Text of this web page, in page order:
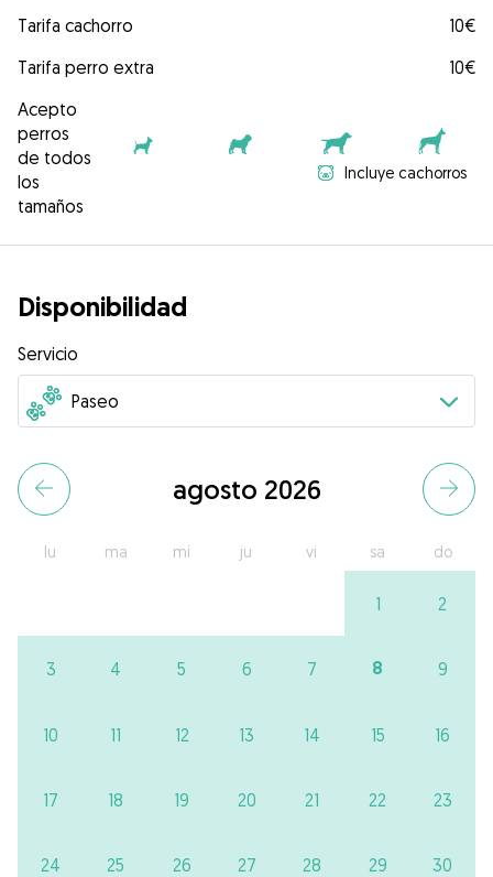
Tarifa cachorro
10€
Tarifa perro extra
10€
Acepto
perros
de todos
los
tamaños
Incluye cachorros
Disponibilidad
Servicio
agosto 2026
lu ma mi ju vi sa do
1 2
3 4 5 6 7 8 9
10 11 12 13 14 15 16
17 18 19 20 21 22 23
24 25 26 27 28 29 30